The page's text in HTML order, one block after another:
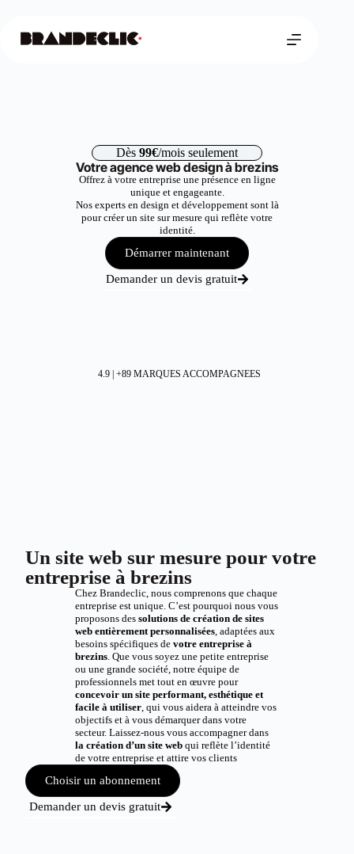
Dès 99€/mois seulement
Votre agence web design à brezins
Offrez à votre entreprise une présence en ligne
unique et engageante.
Nos experts en design et développement sont là
pour créer un site sur mesure qui reflète votre
identité.
Démarrer maintenant
Demander un devis gratuit
4.9 | +89 MARQUES ACCOMPAGNEES
Un site web sur mesure pour votre
entreprise à brezins
Chez Brandeclic, nous comprenons que chaque
entreprise est unique. C’est pourquoi nous vous
proposons des solutions de création de sites
web entièrement personnalisées, adaptées aux
besoins spécifiques de votre entreprise à
brezins. Que vous soyez une petite entreprise
ou une grande société, notre équipe de
professionnels met tout en œuvre pour
concevoir un site performant, esthétique et
facile à utiliser, qui vous aidera à atteindre vos
objectifs et à vous démarquer dans votre
secteur. Laissez-nous vous accompagner dans
la création d’un site webqui reflète l’identité
de votre entreprise et attire vos clients
Choisir un abonnement
Demander un devis gratuit